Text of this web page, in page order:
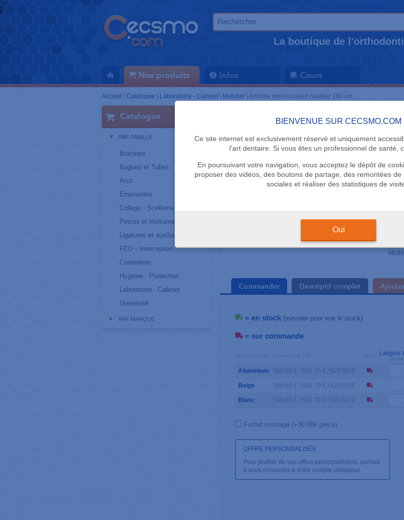
La boutique de
Nos produits Infos Cours
BIENVENUE SUR CECSMO.COM
Ce site internet est exclusivement réservé et uniquement
l'art dentaire. Si vous êtes un professionnel de santé,
En poursuivant votre navigation, vous acceptez le dépôt de
proposer des vidéos, des boutons de partage, des remontées
sociales et réaliser des statistiques de
Oui
Accueil \ Catalogue \ Laboratoire - Cabinet \ Mobilier \Armoire monocouleur hauteur 100 cm
Catalogue
PAR FAMILLE
Brackets
Bagues et Tubes
Arcs
Empreintes
Collage - Scellement
Pinces et Instruments
Ligatures et auxiliaires
FEO - Interception
Contention
Hygiène - Protection
Laboratoire - Cabinet
Université
PAR MARQUE
Commander Descriptif complet
= en stock (survoler pour voir le stock)
= sur commande
Largeur
Aluminium 588.60 € / 600.70 € / 620.50 €
Beige 588.60 € / 600.70 € / 620.50 €
Blanc 588.60 € / 600.70 € / 620.50 €
Forfait montage (+30.00€ pièce)
OFFRE PERSONNALISÉE
Pour profiter de vos offres personnalisées, pensez
à vous connecter à votre compte utilisateur.